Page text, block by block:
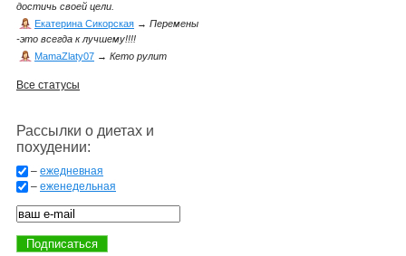
достичь своей цели.
Екатерина Сикорская → Перемены
-это всегда к лучшему!!!!
MamaZlaty07 → Кето рулит
Все статусы
Рассылки о диетах и
похудении:
– ежедневная
– еженедельная